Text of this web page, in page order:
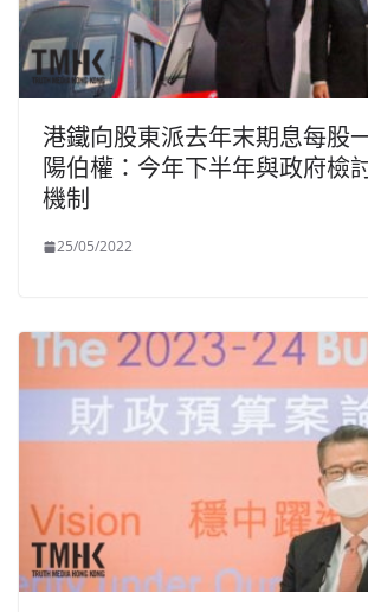
港鐵向股東派去年末期息每股
陽伯權：今年下半年與政府檢
機制
25/05/2022